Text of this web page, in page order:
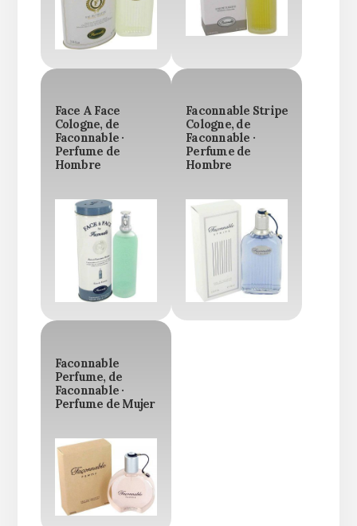
Face A Face
Cologne, de
Faconnable ·
Perfume de
Hombre
Faconnable Stripe
Cologne, de
Faconnable ·
Perfume de
Hombre
Faconnable
Perfume, de
Faconnable ·
Perfume de Mujer